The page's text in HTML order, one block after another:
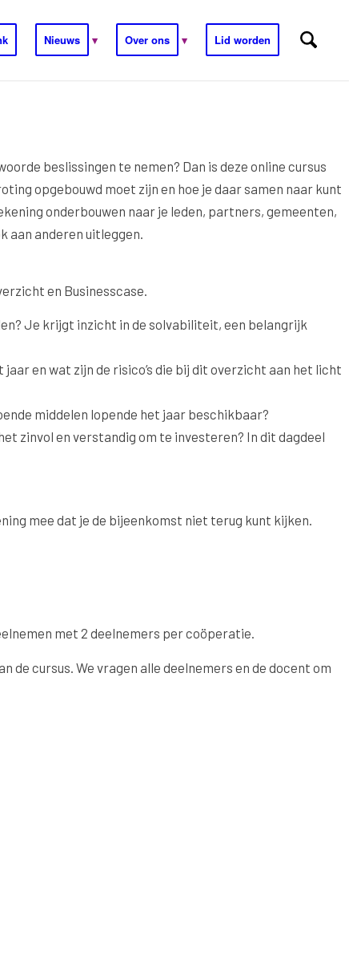
Nieuws Over ons Lid worden
beslissingen te nemen? Dan is deze online cursus
opgebouwd moet zijn en hoe je daar samen naar kunt
onderbouwen naar je leden, partners, gemeenten,
aan anderen uitleggen.
en Businesscase.
Je krijgt inzicht in de solvabiliteit, een belangrijk
en wat zijn de risico’s die bij dit overzicht aan het licht
middelen lopende het jaar beschikbaar?
zinvol en verstandig om te investeren? In dit dagdeel
mee dat je de bijeenkomst niet terug kunt kijken.
met 2 deelnemers per coöperatie.
cursus. We vragen alle deelnemers en de docent om